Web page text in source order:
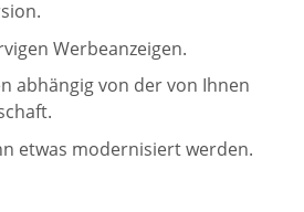
Werbeanzeigen.
abhängig von der von Ihnen
etwas modernisiert werden.